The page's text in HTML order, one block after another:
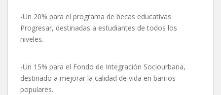
-Un 20% para el programa de becas educativas
Progresar, destinadas a estudiantes de todos los
niveles.
-Un 15% para el Fondo de Integración Sociourbana,
destinado a mejorar la calidad de vida en barrios
populares.